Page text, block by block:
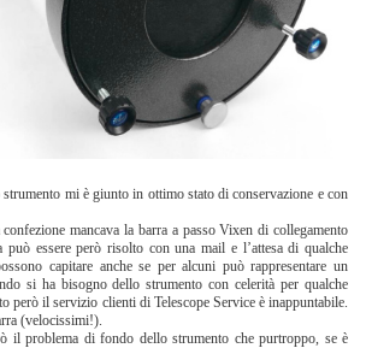
mi è giunto in ottimo stato di conservazione e con
mancava la barra a passo Vixen di collegamento
può essere però risolto con una mail e l’attesa di qualche
capitare anche se per alcuni può rappresentare un
si ha bisogno dello strumento con celerità per qualche
però il servizio clienti di Telescope Service è inappuntabile.
(velocissimi!).
il problema di fondo dello strumento che purtroppo, se è